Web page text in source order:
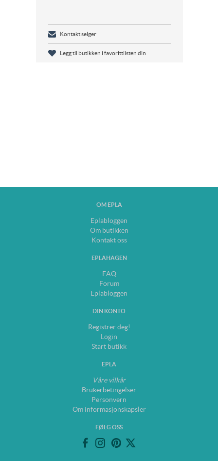
Kontakt selger
Legg til butikken i favorittlisten din
OM EPLA
Eplabloggen
Om butikken
Kontakt oss
EPLAHAGEN
FAQ
Forum
Eplabloggen
DIN KONTO
Registrer deg!
Login
Start butikk
EPLA
Våre vilkår
Brukerbetingelser
Personvern
Om informasjonskapsler
FØLG OSS